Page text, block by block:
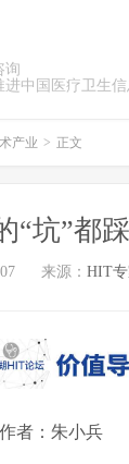
询
进中国医疗卫生
产业 > 正文
“坑”都
来源： HIT专
者：朱小兵